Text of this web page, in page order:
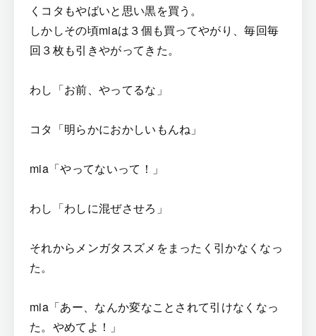
くコタもやばいと思い黒を買う。
しかしその頃miaは３個も買ってやがり、毎回毎
回３枚も引きやがってきた。
わし「お前、やってるな」
コタ「明らかにおかしいもんね」
mia「やってないって！」
わし「わしに混ぜさせろ」
それからメンガタスズメをまったく引かなくなっ
た。
mia「あー、なんか変なことされて引けなくなっ
た。やめてよ！」